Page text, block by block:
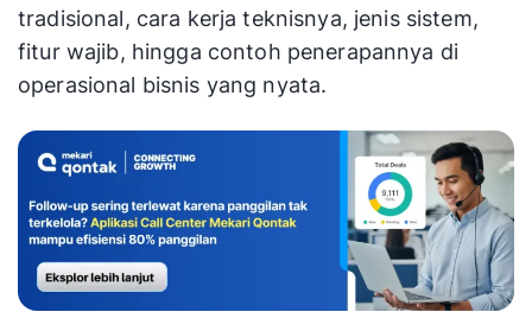
tradisional, cara kerja teknisnya, jenis sistem,
fitur wajib, hingga contoh penerapannya di
operasional bisnis yang nyata.